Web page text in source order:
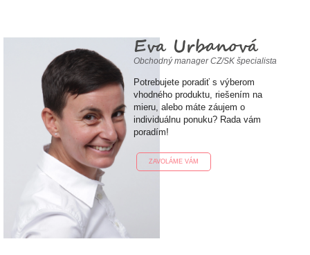
Eva Urbanová
Obchodný manager CZ/SK špecialista
Potrebujete poradiť s výberom
vhodného produktu, riešením na
mieru, alebo máte záujem o
individuálnu ponuku? Rada vám
poradím!
ZAVOLÁME VÁM